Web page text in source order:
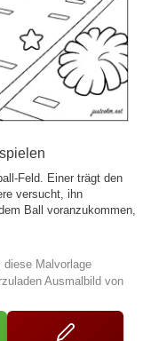
Feld. Einer trägt den
versucht, ihn
Ball voranzukommen,
Malvorlage
Ausmalbild von